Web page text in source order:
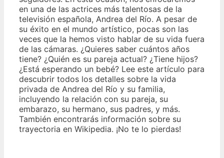
en una de las actrices más talentosas de la
televisión española, Andrea del Río. A pesar de
su éxito en el mundo artístico, pocas son las
veces que la hemos visto hablar de su vida fuera
de las cámaras. ¿Quieres saber cuántos años
tiene? ¿Quién es su pareja actual? ¿Tiene hijos?
¿Está esperando un bebé? Lee este artículo para
descubrir todos los detalles sobre la vida
privada de Andrea del Río y su familia,
incluyendo la relación con su pareja, su
embarazo, su hermano, sus padres, y más.
También encontrarás información sobre su
trayectoria en Wikipedia. ¡No te lo pierdas!